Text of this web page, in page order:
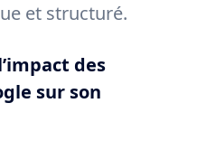
et structuré.
des
sur son